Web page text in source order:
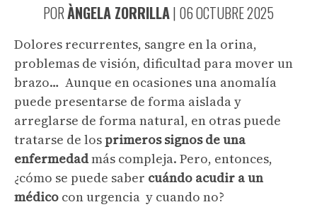
PORÀNGELA ZORRILLA| 06 OCTUBRE 2025
Dolores recurrentes, sangre en la orina,
problemas de visión, dificultad para mover un
brazo… Aunque en ocasiones una anomalía
puede presentarse de forma aislada y
arreglarse de forma natural, en otras puede
tratarse de losprimeros signos de una
enfermedadmás compleja. Pero, entonces,
¿cómo se puede saber cuándo acudir a un
médico con urgencia y cuando no?